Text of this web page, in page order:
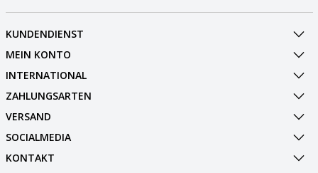
KUNDENDIENST
MEIN KONTO
INTERNATIONAL
ZAHLUNGSARTEN
VERSAND
SOCIALMEDIA
KONTAKT